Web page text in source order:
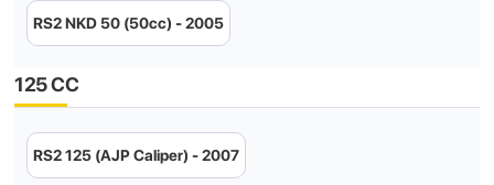
RS2 NKD 50 (50cc) - 2005
125 CC
RS2 125 (AJP Caliper) - 2007